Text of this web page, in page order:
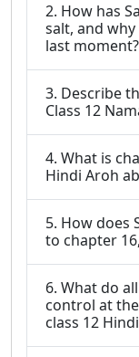
2. How has
salt, and
last moment?
3. Describe
Class 12
4. What is
Hindi Aroh
5. How does
to chapter
6. What do
control at
class 12